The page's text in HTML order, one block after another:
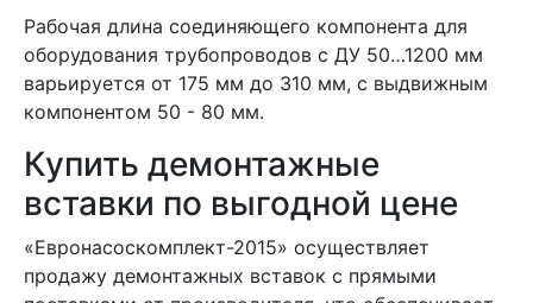
Рабочая длина соединяющего компонента для
оборудования трубопроводов с ДУ 50…1200 мм
варьируется от 175 мм до 310 мм, с выдвижным
компонентом 50 - 80 мм.
Купить демонтажные
вставки по выгодной цене
«Евронасоскомплект-2015» осуществляет
продажу демонтажных вставок с прямыми